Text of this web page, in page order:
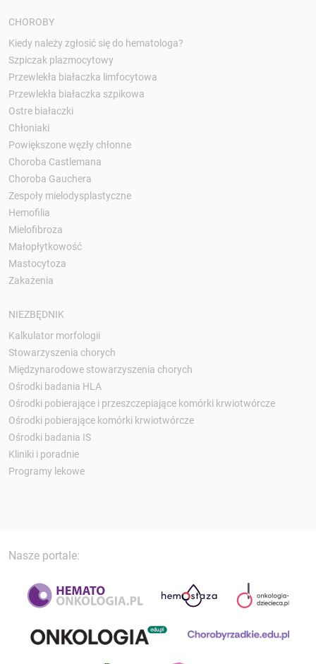
CHOROBY
Kiedy należy zgłosić się do hematologa?
Szpiczak plazmocytowy
Przewlekła białaczka limfocytowa
Przewlekła białaczka szpikowa
Ostre białaczki
Chłoniaki
Powiększone węzły chłonne
Choroba Castlemana
Choroba Gauchera
Zespoły mielodysplastyczne
Hemofilia
Mielofibroza
Małopłytkowość
Mastocytoza
Zakażenia
NIEZBĘDNIK
Kalkulator morfologii
Stowarzyszenia chorych
Międzynarodowe stowarzyszenia chorych
Ośrodki badania HLA
Ośrodki pobierające i przeszczepiające komórki krwiotwórcze
Ośrodki pobierające komórki krwiotwórcze
Ośrodki badania IS
Kliniki i poradnie
Programy lekowe
Nasze portale: